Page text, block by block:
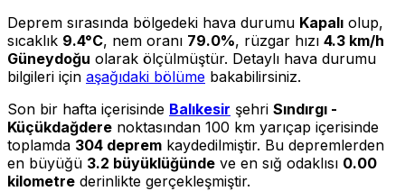
Deprem sırasında bölgedeki hava durumu Kapalı olup,
sıcaklık 9.4°C, nem oranı 79.0%, rüzgar hızı 4.3 km/h
Güneydoğu olarak ölçülmüştür. Detaylı hava durumu
bilgileri için aşağıdaki bölüme bakabilirsiniz.
Son bir hafta içerisinde Balıkesir şehri Sındırgı -
Küçükdağdere noktasından 100 km yarıçap içerisinde
toplamda 304 deprem kaydedilmiştir. Bu depremlerden
en büyüğü 3.2 büyüklüğünde ve en sığ odaklısı 0.00
kilometre derinlikte gerçekleşmiştir.